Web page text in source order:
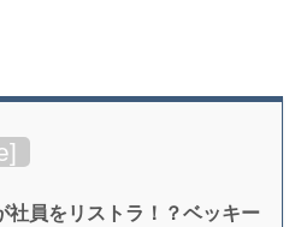
]
社員をリストラ！？ベッキー